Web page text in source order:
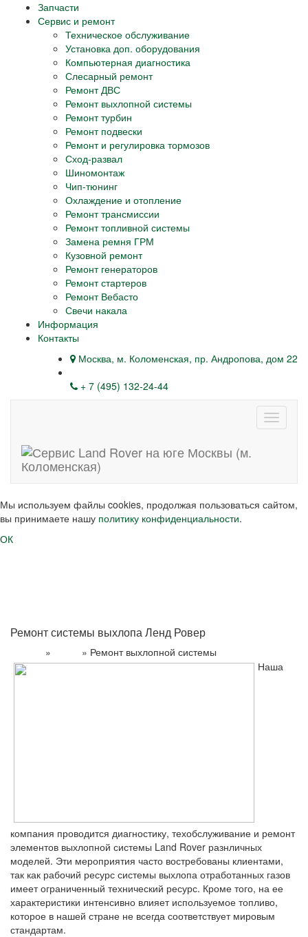
Запчасти
Сервис и ремонт
Техническое обслуживание
Установка доп. оборудования
Компьютерная диагностика
Слесарный ремонт
Ремонт ДВС
Ремонт выхлопной системы
Ремонт турбин
Ремонт подвески
Ремонт и регулировка тормозов
Сход-развал
Шиномонтаж
Чип-тюнинг
Охлаждение и отопление
Ремонт трансмиссии
Ремонт топливной системы
Замена ремня ГРМ
Кузовной ремонт
Ремонт генераторов
Ремонт стартеров
Ремонт Вебасто
Свечи накала
Информация
Контакты
Москва, м. Коломенская, пр. Андропова, дом 22
+ 7 (495) 132-24-44
Мы используем файлы cookies, продолжая пользоваться сайтом,
вы принимаете нашу политику конфиденциальности.
ОК
Ремонт системы выхлопа Ленд Ровер
» » Ремонт выхлопной системы
Наша
компания проводится диагностику, техобслуживание и ремонт
элементов выхлопной системы Land Rover разнличных
моделей. Эти мероприятия часто востребованы клиентами,
так как рабочий ресурс системы выхлопа отработанных газов
имеет ограниченный технический ресурс. Кроме того, на ее
характеристики интенсивно влияет используемое топливо,
которое в нашей стране не всегда соответствует мировым
стандартам.